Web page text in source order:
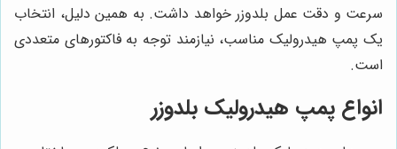
سرعت و دقت عمل بلدوزر خواهد داشت. به همین دلیل، انتخاب
یک پمپ هیدرولیک مناسب، نیازمند توجه به فاکتورهای متعددی
است.
انواع پمپ هیدرولیک بلدوزر